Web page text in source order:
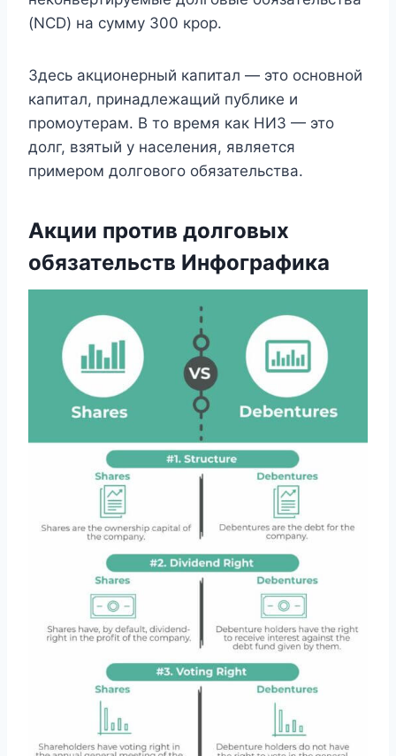
(NCD) на сумму 300 крор.
Здесь акционерный капитал — это основной
капитал, принадлежащий публике и
промоутерам. В то время как НИЗ — это
долг, взятый у населения, является
примером долгового обязательства.
Акции против долговых
обязательств Инфографика